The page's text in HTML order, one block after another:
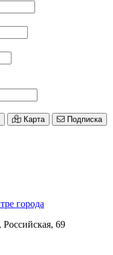
Карта Подписка
города
69